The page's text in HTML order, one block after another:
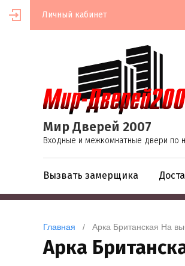
Личный кабинет
Мир Дверей 2007
Входные и межкомнатные двери по
Вызвать замерщика
Главная
/   Арка Британская На
Арка